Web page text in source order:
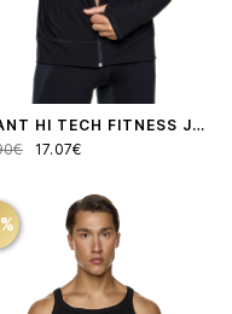
GRANT HI TECH FITNESS JACKET
17.07€